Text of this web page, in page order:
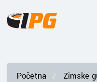
Početna
Zimske